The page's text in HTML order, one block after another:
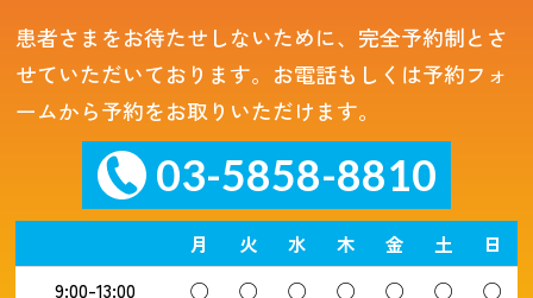
患者さまをお待たせしないために、完全予約制とさ
せていただいております。お電話もしくは予約フォ
ームから予約をお取りいただけます。
03-5858-8810
月 火 水 木 金 土
日
9:00-13:00
◯ ◯ ◯ ◯ ◯ ◯
◯